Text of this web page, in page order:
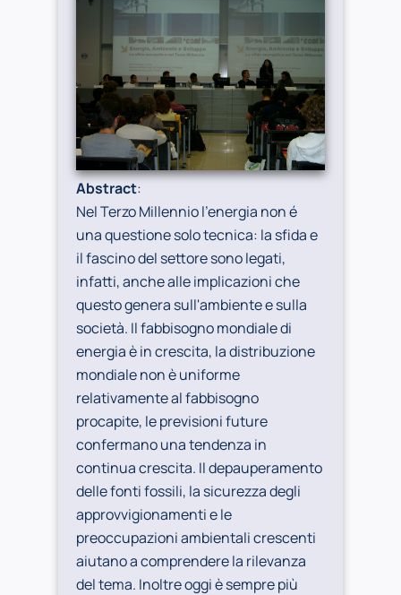
Abstract:
Nel Terzo Millennio l'energia non é
una questione solo tecnica: la sfida e
il fascino del settore sono legati,
infatti, anche alle implicazioni che
questo genera sull'ambiente e sulla
società. Il fabbisogno mondiale di
energia è in crescita, la distribuzione
mondiale non è uniforme
relativamente al fabbisogno
procapite, le previsioni future
confermano una tendenza in
continua crescita. Il depauperamento
delle fonti fossili, la sicurezza degli
approvvigionamenti e le
preoccupazioni ambientali crescenti
aiutano a comprendere la rilevanza
del tema. Inoltre oggi è sempre più